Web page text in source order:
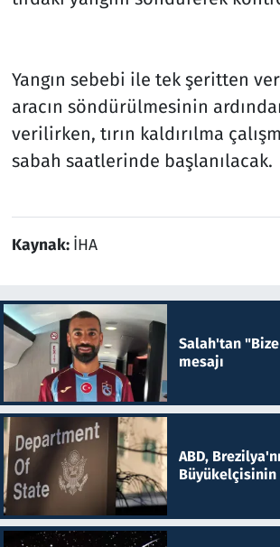
Yangın sebebi ile tek şeritten
aracın söndürülmesinin
verilirken, tırın kaldırılma
sabah saatlerinde başlanılacak.
Kaynak: İHA
Salah'tan
mesajı
ABD,